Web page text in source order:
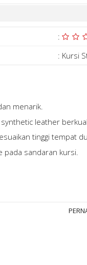
:
: Kursi
menarik.
leather
tinggi tempat
pada sandaran kursi.